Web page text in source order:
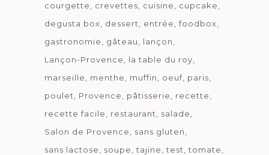
courgette
crevettes cuisine
cupcake
degusta box
dessert entrée
foodbox
gastronomie
gâteau
lançon
Lançon-Provence
la table du roy
marseille
menthe muffin oeuf paris
poulet
Provence pâtisserie
recette
recette facile
restaurant
salade
Salon de Provence
sans gluten
sans lactose
soupe tajine test
tomate